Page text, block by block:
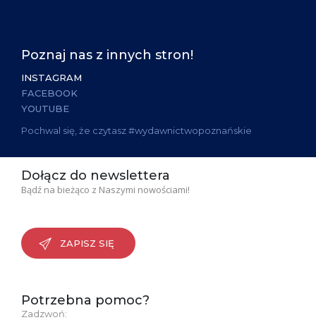
Poznaj nas z innych stron!
INSTAGRAM
FACEBOOK
YOUTUBE
Pochwal się, że czytasz #wydawnictwopoznańskie
Dołącz do newslettera
Bądź na bieżąco z Naszymi nowościami!
ZAPISZ SIĘ
Potrzebna pomoc?
Zadzwoń: